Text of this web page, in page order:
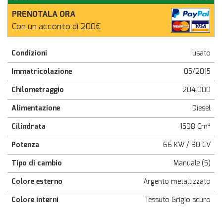
PRENOTALA ORA
Con un acconto di 200€
Condizioni
usato
Immatricolazione
05/2015
Chilometraggio
204.000
Alimentazione
Diesel
Cilindrata
1598 Cm³
Potenza
66 KW / 90 CV
Tipo di cambio
Manuale (5)
Colore esterno
Argento metallizzato
Colore interni
Tessuto Grigio scuro